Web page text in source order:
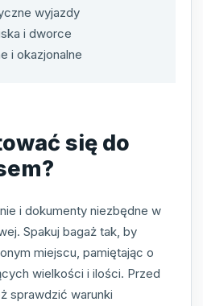
wyjazdy
i dworce
i okazjonalne
się do
i dokumenty niezbędne w
Spakuj bagaż tak, by
miejscu, pamiętając o
wielkości i ilości. Przed
sprawdzić warunki